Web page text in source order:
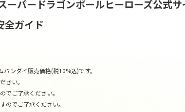
ーパードラゴンボールヒーローズ公式サ
全ガイド
ンダイ販売価格(税10%込)です。
さい。
ご了承ください。
でご了承ください。